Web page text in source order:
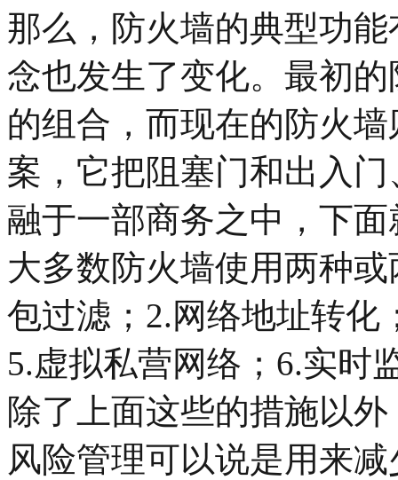
那么，防火墙的典型功
念也发生了变化。最初
的组合，而现在的防火
案，它把阻塞门和出入
融于一部商务之中，下
大多数防火墙使用两种
包过滤；2.网络地址转化
5.虚拟私营网络；6.实时
除了上面这些的措施以
风险管理可以说是用来